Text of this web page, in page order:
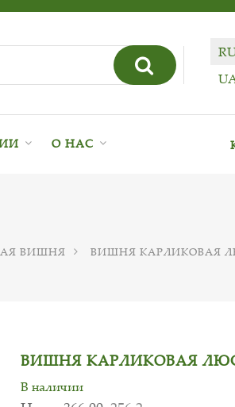
О НАС
ВИШНЯ ВИШНЯ КАРЛИКОВАЯ
ВИШНЯ КАРЛИКОВАЯ
В наличии